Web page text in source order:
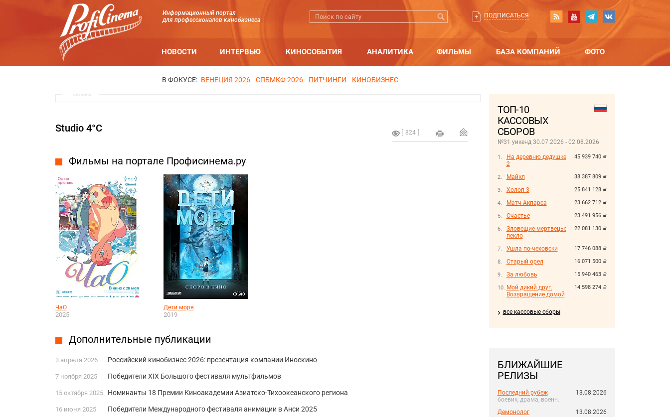
Информационный портал
для профессионалов кинобизнеса
ПОДПИСАТЬСЯ
НОВОСТИ ИНТЕРВЬЮ КИНОСОБЫТИЯ АНАЛИТИКА ФИЛЬМЫ БАЗА КОМПАНИЙ ФОТО
В ФОКУСЕ: ВЕНЕЦИЯ 2026 СПБМКФ 2026 ПИТЧИНГИ КИНОБИЗНЕС
ТОП-10
КАССОВЫХ
СБОРОВ
№31 уикенд 30.07.2026 - 02.08.2026
45 939 740 руб.
На деревню дедушке
2
38 387 809 руб.
Майкл
25 841 128 руб.
Холоп 3
23 662 712 руб.
Матч Акпарса
23 491 956 руб.
Счастье
22 081 130 руб.
Зловещие мертвецы:
пекло
17 746 088 руб.
Ушла по-чеховски
16 071 500 руб.
Старый орел
15 940 463 руб.
За любовь
14 598 274 руб.
Мой дикий друг.
Возвращение домой
все кассовые сборы
БЛИЖАЙШИЕ
РЕЛИЗЫ
Последний рубеж
боевик, драма, военн.
13.08.2026
Демонолог
13.08.2026
Реклама
824
Studio 4°C
Фильмы на портале Профисинема.ру
ЧаО
2025
Дети моря
2019
Дополнительные публикации
3 апреля 2026 Российский кинобизнес 2026: презентация компании Иноекино
7 ноября 2025 Победители XIX Большого фестиваля мультфильмов
15 октября 2025 Номинанты 18 Премии Киноакадемии Азиатско-Тихоокеанского региона
16 июня 2025 Победители Международного фестиваля анимации в Анси 2025